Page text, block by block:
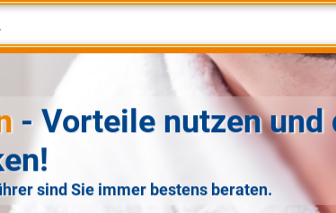
- Vorteile nutzen und
sind Sie immer bestens beraten.